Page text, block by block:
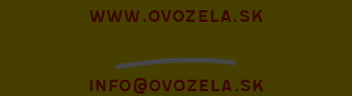
www.ovozela.sk
info@ovozela.sk